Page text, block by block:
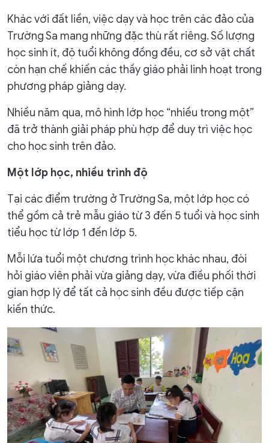
Khác với đất liền, việc dạy và học trên các đảo của
Trường Sa mang những đặc thù rất riêng. Số lượng
học sinh ít, độ tuổi không đồng đều, cơ sở vật chất
còn hạn chế khiến các thầy giáo phải linh hoạt trong
phương pháp giảng dạy.
Nhiều năm qua, mô hình lớp học “nhiều trong một”
đã trở thành giải pháp phù hợp để duy trì việc học
cho học sinh trên đảo.
Một lớp học, nhiều trình độ
Tại các điểm trường ở Trường Sa, một lớp học có
thể gồm cả trẻ mẫu giáo từ 3 đến 5 tuổi và học sinh
tiểu học từ lớp 1 đến lớp 5.
Mỗi lứa tuổi một chương trình học khác nhau, đòi
hỏi giáo viên phải vừa giảng dạy, vừa điều phối thời
gian hợp lý để tất cả học sinh đều được tiếp cận
kiến thức.